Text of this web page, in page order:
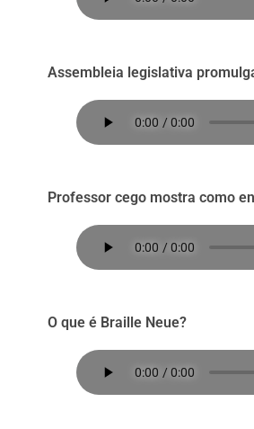
Assembleia legislativa
Professor cego mostra como
O que é Braille Neue?